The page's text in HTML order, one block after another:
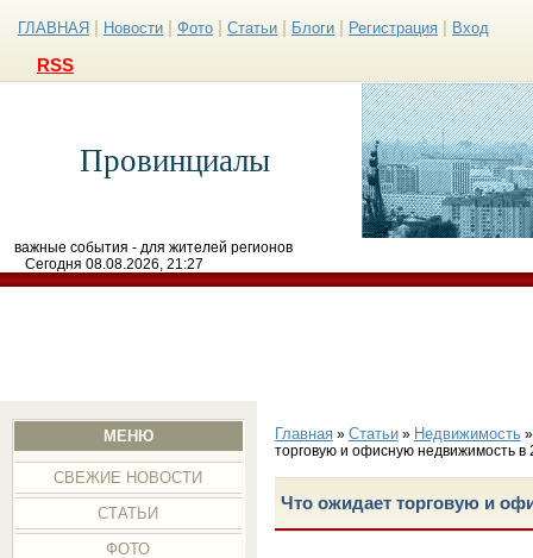
ГЛАВНАЯ Новости Фото Статьи Блоги Регистрация Вход
RSS
Провинциалы
важные события - для жителей регионов
Сегодня 08.08.2026, 21:27
МЕНЮ
СВЕЖИЕ НОВОСТИ
СТАТЬИ
ФОТО
Главная» Статьи» Недвижимость
торговую и офисную недвижимость в
Что ожидает торговую и